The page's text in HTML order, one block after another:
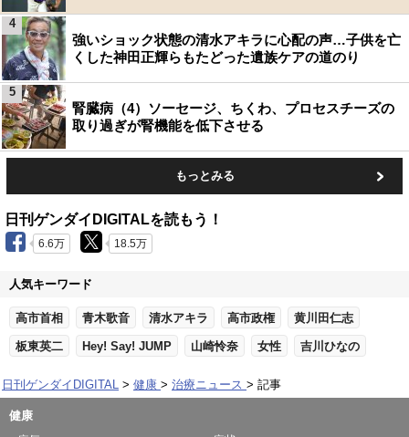
強いショック状態の清水アキラに心配の声…子供を亡
くした神田正輝らもたどった遺族ケアの道のり
4
腎臓病（4）ソーセージ、ちくわ、プロセスチーズの
取り過ぎが腎機能を低下させる
5
もっとみる
日刊ゲンダイDIGITALを読もう！
6.6万 18.5万
人気キーワード
高市首相 青木歌音 清水アキラ 高市政権 黄川田仁志
板東英二 Hey! Say! JUMP 山崎怜奈 女性 吉川ひなの
日刊ゲンダイDIGITAL 健康 治療ニュース 記事
健康